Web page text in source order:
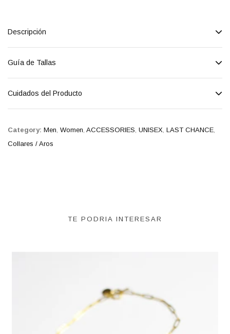
Descripción
Guía de Tallas
Cuidados del Producto
Category: Men Women ACCESSORIES UNISEX LAST CHANCE
Collares / Aros
TE PODRIA INTERESAR